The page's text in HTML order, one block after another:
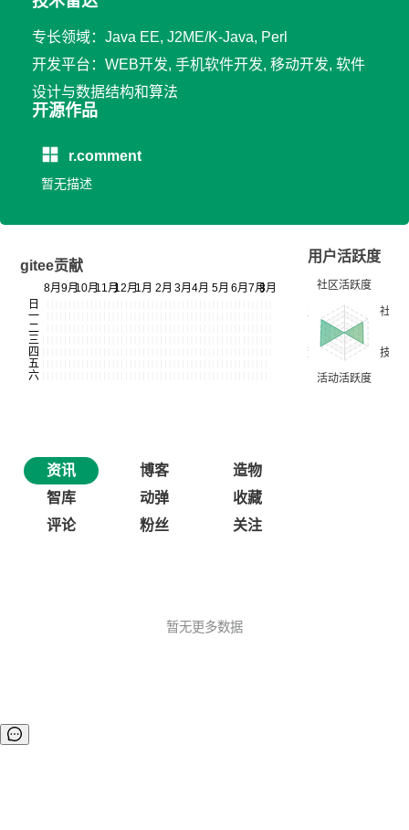
专长领域：Java EE, J2ME/K-Java, Perl
开发平台：WEB开发, 手机软件开发, 移动开发, 软件
设计与数据结构和算法
开源作品
r.comment
暂无描述
gitee贡献
用户活跃度
资讯 博客
造物
智库
动弹
收藏
评论
粉丝 关注
暂无更多数据